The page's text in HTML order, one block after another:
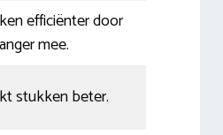
efficiënter door
mee.
stukken beter.